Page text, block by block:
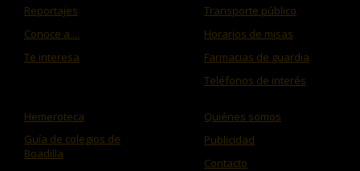
Reportajes
Conoce a ...
Te interesa
Transporte público
Horarios de misas
Farmacias de guardia
Teléfonos de interés
Hemeroteca
Guía de colegios de
Boadilla
Quiénes somos
Publicidad
Contacto